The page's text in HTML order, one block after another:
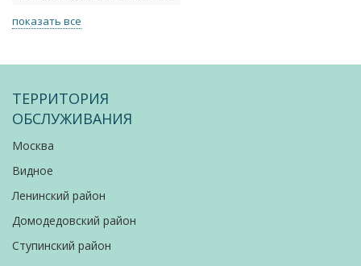
показать все
ТЕРРИТОРИЯ
ОБСЛУЖИВАНИЯ
Москва
Видное
Ленинский район
Домодедовский район
Ступинский район